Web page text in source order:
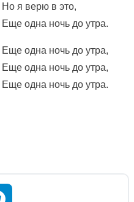
Но я верю в это,
Еще одна ночь до утра.
Еще одна ночь до утра,
Еще одна ночь до утра,
Еще одна ночь до утра.